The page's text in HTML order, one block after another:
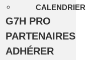
CALENDRIER
G7H PRO
PARTENAIRES
ADHÉRER